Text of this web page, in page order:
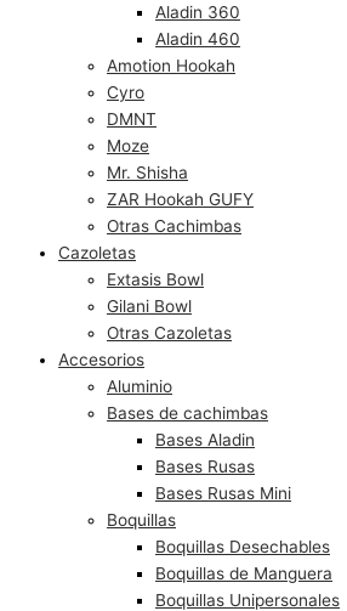
Aladin 360
Aladin 460
Amotion Hookah
Cyro
DMNT
Moze
Mr. Shisha
ZAR Hookah GUFY
Otras Cachimbas
Cazoletas
Extasis Bowl
Gilani Bowl
Otras Cazoletas
Accesorios
Aluminio
Bases de cachimbas
Bases Aladin
Bases Rusas
Bases Rusas Mini
Boquillas
Boquillas Desechables
Boquillas de Manguera
Boquillas Unipersonales